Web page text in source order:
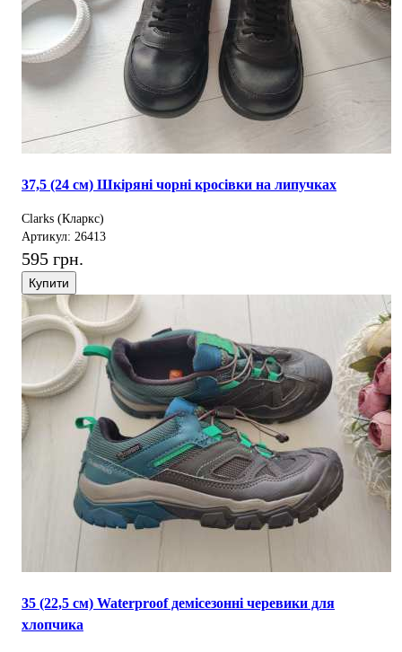
37,5 (24 см) Шкіряні чорні кросівки на липучках
Clarks (Кларкс)
Артикул: 26413
595 грн.
Купити
35 (22,5 см) Waterproof демісезонні черевики для
хлопчика